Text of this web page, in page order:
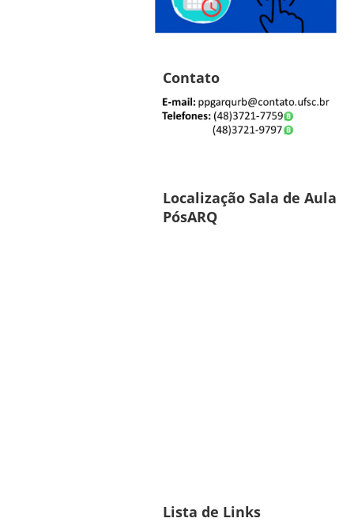
Contato
Localização Sala de Aula
PósARQ
Lista de Links